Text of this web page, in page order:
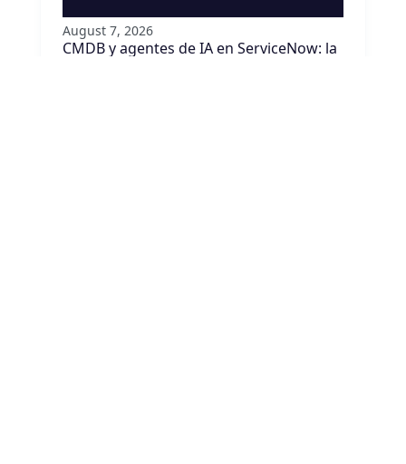
August 7, 2026
CMDB y agentes de IA en ServiceNow: la